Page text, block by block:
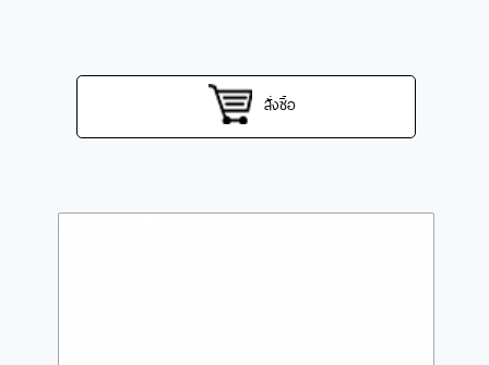
สั่งซื้อ